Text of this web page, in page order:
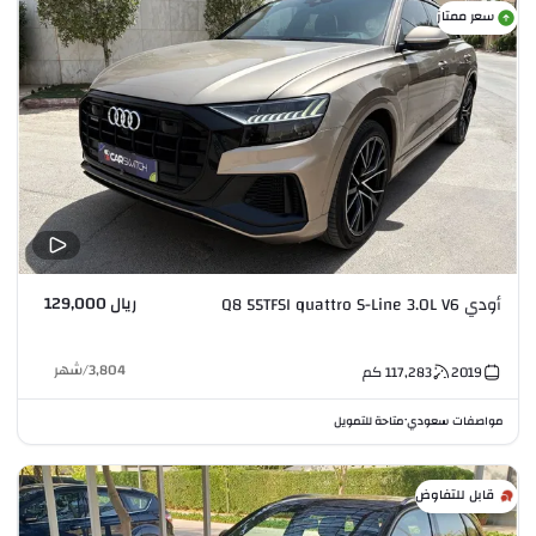
سعر ممتاز
أودي Q8 55TFSI quattro S-Line 3.0L V6 ريال 129,000
2019
117,283كم 3,804
/شهر
مواصفات سعودي•متاحة للتمويل
قابل للتفاوض